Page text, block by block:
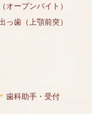
オープンバイト）
っ歯（上顎前突）
歯科助手・受付